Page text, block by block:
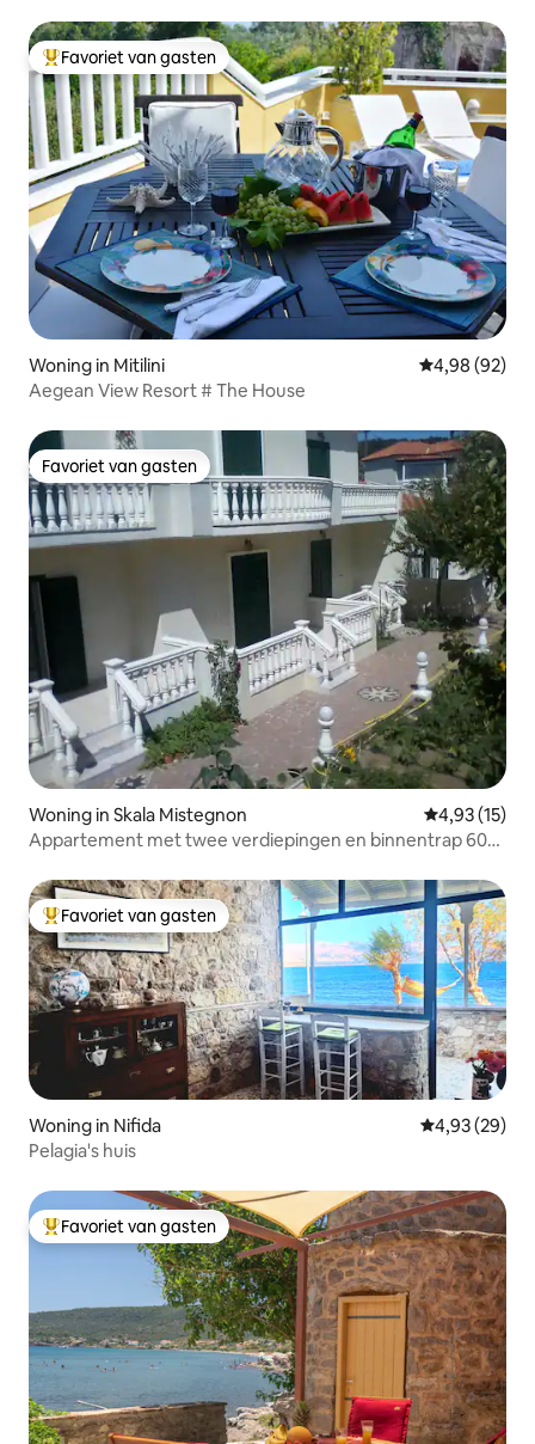
Topfavoriet van gasten
Favoriet van gasten
Woning in Mitilini Gemiddelde
4,98 (92)
Aegean View Resort # The House
Favoriet van gasten
Favoriet van gasten
Woning in Skala Mistegnon Gemiddelde
4,93 (15)
Appartement met twee verdiepingen en binnentrap 60
Topfavoriet van gasten
Favoriet van gasten
Woning in Nifida Gemiddelde
4,93 (29)
Pelagia's huis
Topfavoriet van gasten
Favoriet van gasten